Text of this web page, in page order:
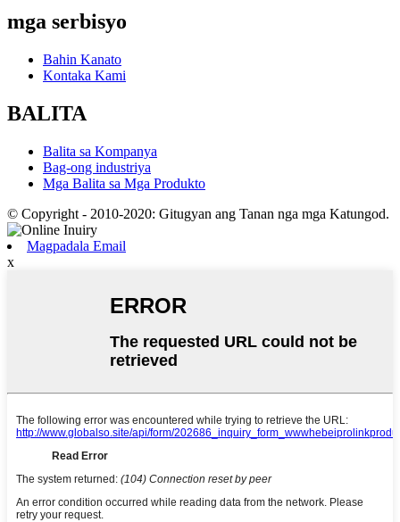
mga serbisyo
Bahin Kanato
Kontaka Kami
BALITA
Balita sa Kompanya
Bag-ong industriya
Mga Balita sa Mga Produkto
© Copyright - 2010-2020: Gitugyan ang Tanan nga mga Katungod.
Magpadala Email
x